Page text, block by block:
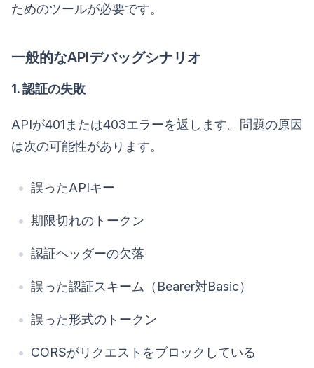
ためのツールが必要です。
一般的なAPIデバッグシナリオ
1. 認証の失敗
APIが401または403エラーを返します。問題の原因
は次の可能性があります。
誤ったAPIキー
期限切れのトークン
認証ヘッダーの欠落
誤った認証スキーム（Bearer対Basic）
誤った形式のトークン
CORSがリクエストをブロックしている